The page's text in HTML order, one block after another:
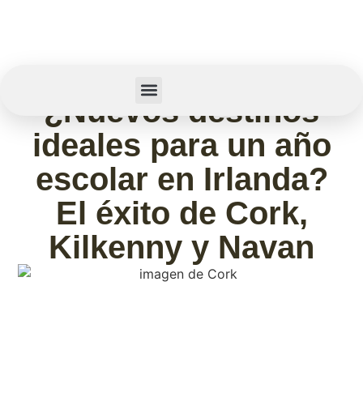
junio 15, 2026
¿Nuevos destinos
ideales para un año
escolar en Irlanda?
El éxito de Cork,
Kilkenny y Navan